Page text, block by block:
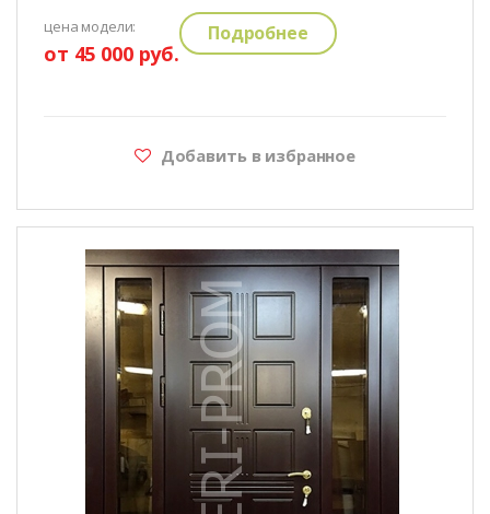
цена модели:
от 45 000 руб.
Подробнее
Добавить в избранное